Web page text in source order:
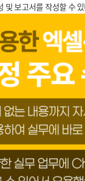
보고서를 작성할 수